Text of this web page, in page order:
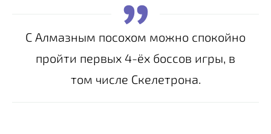
С Алмазным посохом можно спокойно
пройти первых 4-ёх боссов игры, в
том числе Скелетрона.